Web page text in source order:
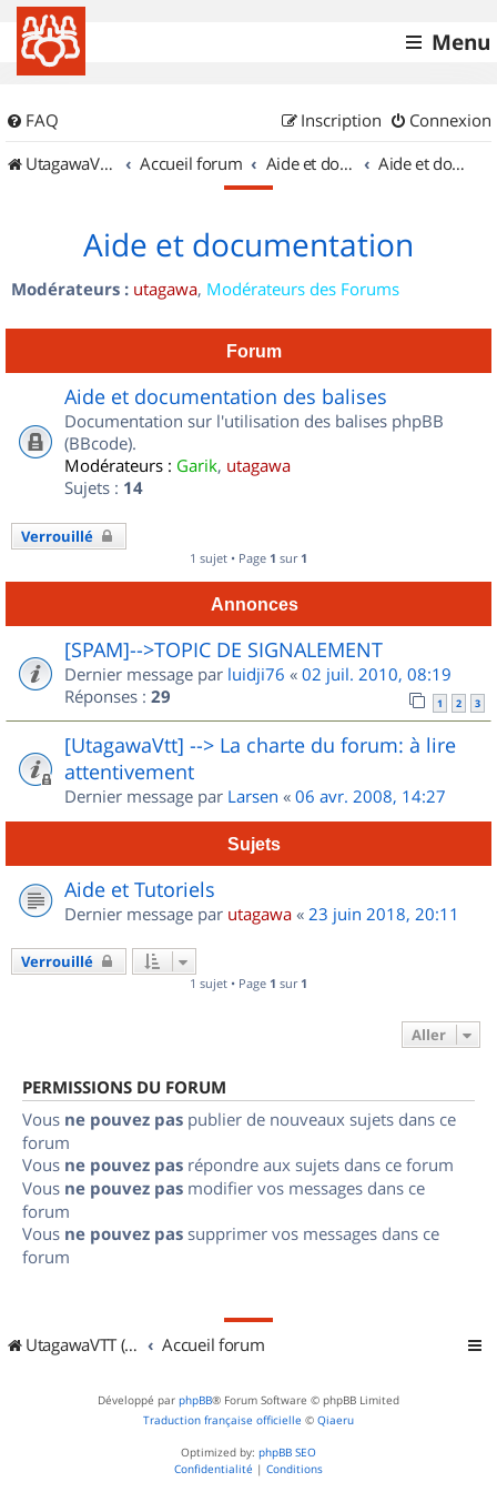
Menu
FAQ Connexion
Inscription
UtagawaVTT (Randos VTT et VTTAE avec traces GPS)
Accueil forum Aide et documentation Aide et documentation
Aide et documentation
Modérateurs : utagawa, Modérateurs des Forums
Forum
Aide et documentation des balises
Documentation sur l'utilisation des balises phpBB
(BBcode).
Modérateurs : Garik, utagawa
Sujets : 14
Verrouillé
1 sujet • Page 1 sur 1
Annonces
[SPAM]-->TOPIC DE SIGNALEMENT
Dernier message par luidji76 « 02 juil. 2010, 08:19
Réponses : 29 1 2 3
[UtagawaVtt] --> La charte du forum: à lire
attentivement
Dernier message par Larsen « 06 avr. 2008, 14:27
Sujets
Aide et Tutoriels
Dernier message par utagawa « 23 juin 2018, 20:11
Verrouillé
1 sujet • Page 1 sur 1
Aller
PERMISSIONS DU FORUM
Vous ne pouvez pas publier de nouveaux sujets dans ce
forum
Vous ne pouvez pas répondre aux sujets dans ce forum
Vous ne pouvez pas modifier vos messages dans ce
forum
Vous ne pouvez pas supprimer vos messages dans ce
forum
UtagawaVTT (Randos VTT et VTTAE avec traces GPS) Accueil forum
Développé par phpBB® Forum Software © phpBB Limited
Traduction française officielle © Qiaeru
Optimized by: phpBB SEO
Confidentialité | Conditions